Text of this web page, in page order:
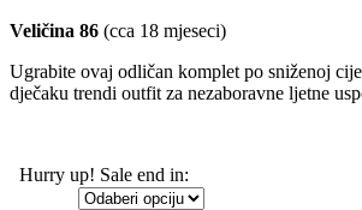
Veličina 86 (cca 18 mjeseci)
Ugrabite ovaj odličan komplet po sniženoj
dječaku trendi outfit za nezaboravne ljetne
Hurry up! Sale end in: